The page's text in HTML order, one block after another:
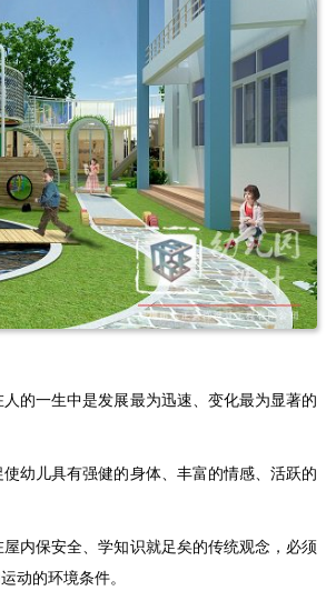
的一生中是发展最为迅速、变化最为显著的
幼儿具有强健的身体、丰富的情感、活跃的
内保安全、学知识就足矣的传统观念，必须
动的环境条件。